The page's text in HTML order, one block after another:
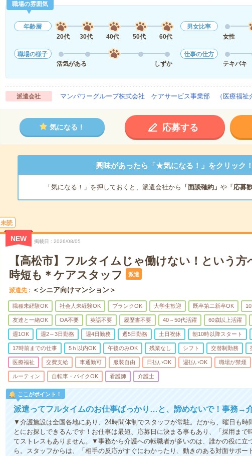
職場の雰囲気
年齢層
20代
30代 40代 50代 60代
男女比率
女性
職場の様子
活気がある
しずか
仕事の仕方
テキパキ
派遣会社 マンパワーグループ株式会社 ケアサービス事業部 （医療福祉
気になる！ 応募する
興味があったら「★気になる！」をクリック！
「気になる！」を押しておくと、派遣会社から 「面談確約」 や「応募歓
未読
NEW 掲載日 2026/08/05
【高松市】フルタイムじゃ働けない！という方
時短も＊ケアスタッフ
派遣
派遣先 ＜シニア向けマンション＞
職種未経験OK 社会人未経験OK ブランクOK 大学生歓迎 既卒第二新卒OK
友達と一緒OK OA不要 英語不要 履歴書不要 40～50代活躍 60歳以上活躍
週1OK 週2～3日勤務 週4日勤務 週5日勤務 土日祝休 朝10時以降スタート
17時前までの仕事 5ｈ以内OK 午後のみOK 残業なし シフト 交替制勤務
医療福祉 交費支給 車通勤可 服装自由 日払いOK 週払いOK 職場が禁煙
ルーティン 自転車・バイクOK 看護師 介護士
ここがポイント！
派遣ってフルタイムのお仕事ばっかり…と、諦めないで！事務→
▼介護施設は全国各地にあり、24時間体制でスタッフが常駐。だから、曜日も時
とにお探しできるんです！お仕事は最短、応募日に決まる事もあり、「採用ま
てストレスもありません。▼事務から介護への転職者が多いのは、誰かの役に立
ら。スタッフからは、「相手の反応がすぐにわかったり、動きのある対面サポー